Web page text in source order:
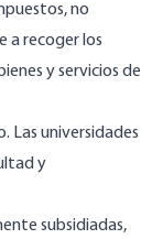
no
a recoger los
y servicios de
Las universidades
y
subsidiadas,